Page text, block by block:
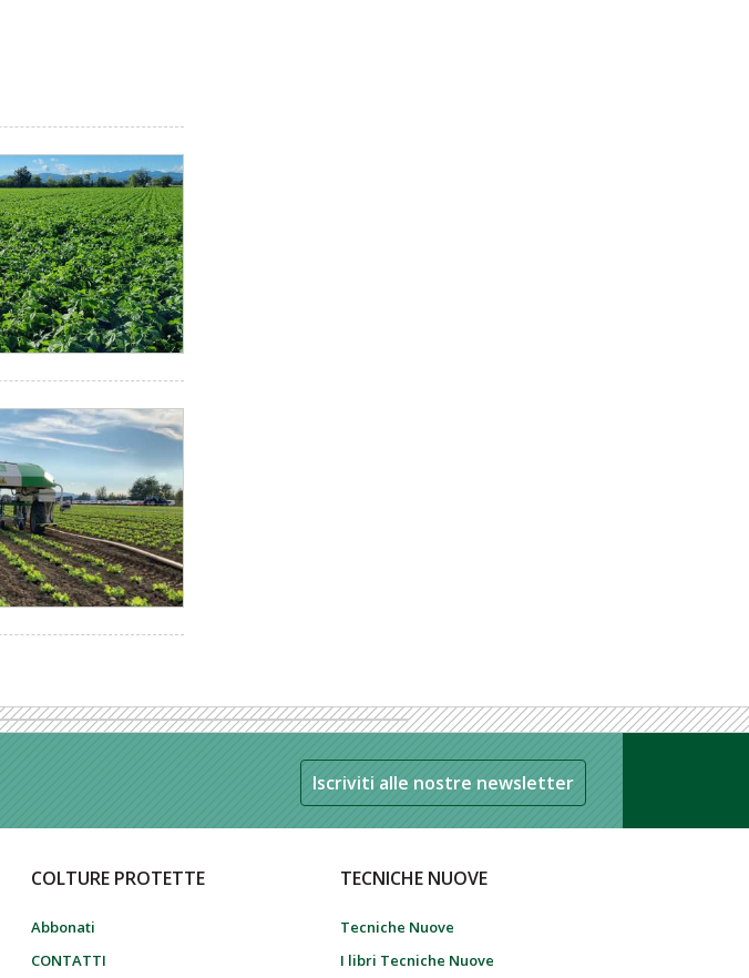
Iscriviti alle nostre newsletter
COLTURE PROTETTE
Abbonati
CONTATTI
TECNICHE NUOVE
Tecniche Nuove
I libri Tecniche Nuove